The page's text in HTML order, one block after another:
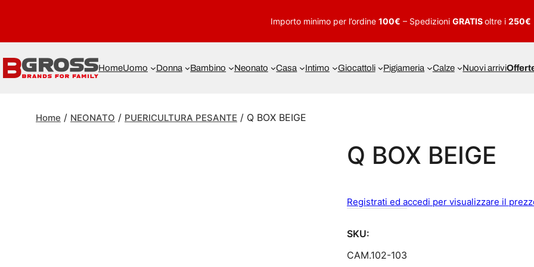
Importo minimo per l’ordine 100€ – Spedizioni GRATISoltre i 250€
HomeUomo Donna Bambino Neonato Casa Intimo Giocattoli Pigiameria Calze Nuovi arrivi
Home / NEONATO / PUERICULTURA PESANTE / Q BOX BEIGE
Q BOX BEIGE
Registrati ed accedi per visualizzare il
SKU:
CAM.102-103